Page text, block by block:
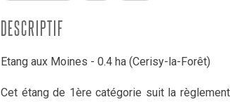
DESCRIPTIF
Etang aux Moines - 0.4 ha (Cerisy-la-Forêt)
Cet étang de 1ère catégorie suit la